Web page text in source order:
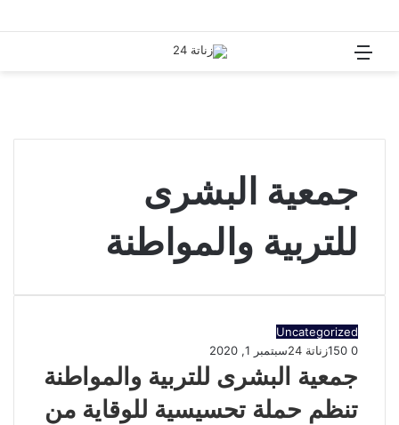
القائمة
جمعية البشرى
للتربية والمواطنة
Uncategorized
زناتة 24
سبتمبر 1, 2020 0
جمعية البشرى للتربية والمواطنة
تنظم حملة تحسيسية للوقاية من